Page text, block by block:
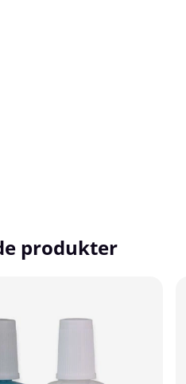
produkter